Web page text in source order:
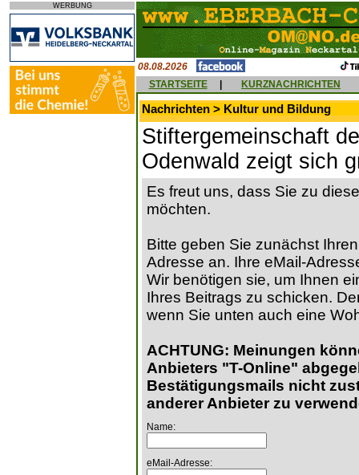
WERBUNG
08.08.2026
STARTSEITE
KURZNACHRICHTEN
Nachrichten > Kultur und Bildung
Stiftergemeinschaft
Odenwald zeigt sich
Es freut uns, dass Sie zu
möchten.
Bitte geben Sie zunächst
Adresse an. Ihre eMail-
Wir benötigen sie, um Ihnen
Ihres Beitrags zu schicken.
wenn Sie unten auch eine
ACHTUNG: Meinungen
Anbieters "T-Online"
Bestätigungsmails nicht
anderer Anbieter zu
Name:
eMail-Adresse: